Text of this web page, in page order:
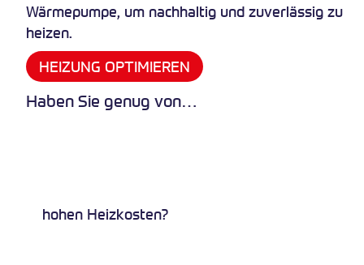
Wärmepumpe, um nachhaltig und zuverlässig zu
heizen.
HEIZUNG OPTIMIEREN
Haben Sie genug von…
hohen Heizkosten?